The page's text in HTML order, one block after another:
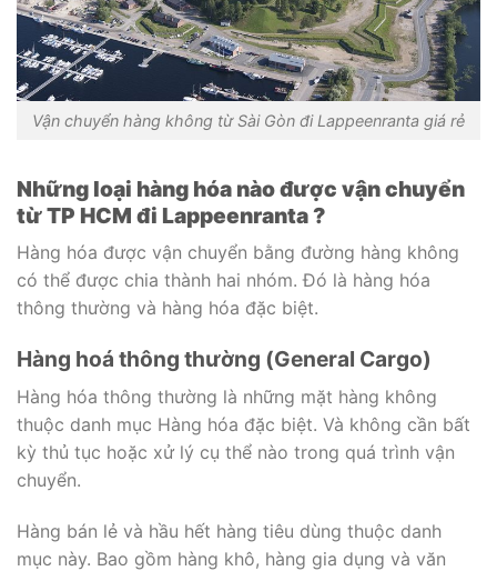
Vận chuyển hàng không từ Sài Gòn đi Lappeenranta giá rẻ
Những loại hàng hóa nào được vận chuyển
từ TP HCM đi Lappeenranta ?
Hàng hóa được vận chuyển bằng đường hàng không
có thể được chia thành hai nhóm. Đó là hàng hóa
thông thường và hàng hóa đặc biệt.
Hàng hoá thông thường (General Cargo)
Hàng hóa thông thường là những mặt hàng không
thuộc danh mục Hàng hóa đặc biệt. Và không cần bất
kỳ thủ tục hoặc xử lý cụ thể nào trong quá trình vận
chuyển.
Hàng bán lẻ và hầu hết hàng tiêu dùng thuộc danh
mục này. Bao gồm hàng khô, hàng gia dụng và văn